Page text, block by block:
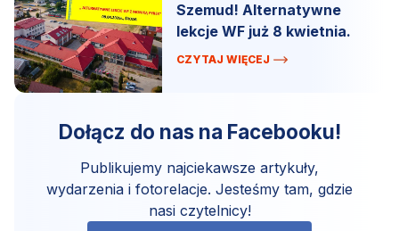
Szemud! Alternatywne
lekcje WF już 8 kwietnia.
CZYTAJ WIĘCEJ
Dołącz do nas na Facebooku!
Publikujemy najciekawsze artykuły,
wydarzenia i fotorelacje. Jesteśmy tam, gdzie
nasi czytelnicy!